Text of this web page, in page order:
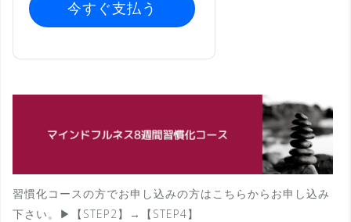
今すぐ支払う
習慣化コースの方でお申し込みの方はこちらからお申し込み
下さい。▶︎【STEP2】→【STEP4】